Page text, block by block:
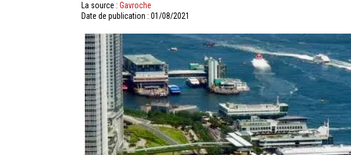
La source : Gavroche
Date de publication : 01/08/2021